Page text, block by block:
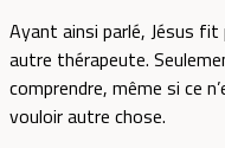
Ayant ainsi parlé, Jésus fit
autre thérapeute.
comprendre, même si ce
vouloir autre chose.